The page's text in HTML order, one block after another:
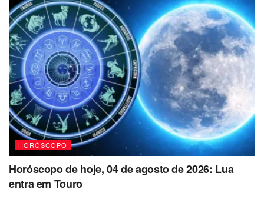
HORÓSCOPO
Horóscopo de hoje, 04 de agosto de 2026: Lua
entra em Touro